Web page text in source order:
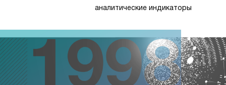
аналитические индикаторы